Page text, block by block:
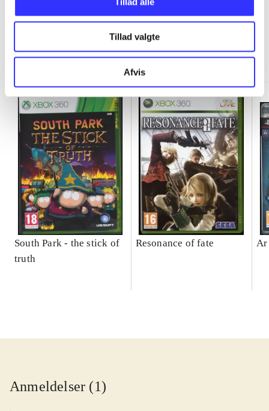
Tillad valgte
Afvis
Minder om
South Park - the stick of
truth
Resonance of fate Ar
Anmeldelser (1)